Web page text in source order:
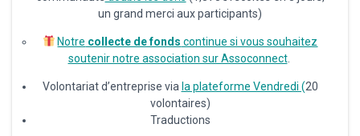
un grand merci aux participants)
Notre collecte de fonds continue si vous souhaitez
soutenir notre association sur Assoconnect.
Volontariat d’entreprise via la plateforme Vendredi (20
volontaires)
Traductions